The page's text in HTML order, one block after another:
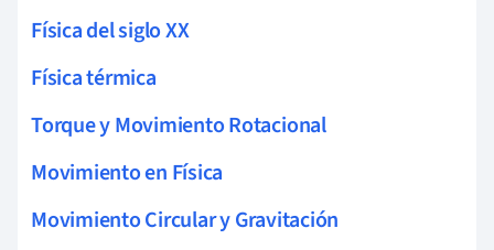
Física del siglo XX
Física térmica
Torque y Movimiento Rotacional
Movimiento en Física
Movimiento Circular y Gravitación